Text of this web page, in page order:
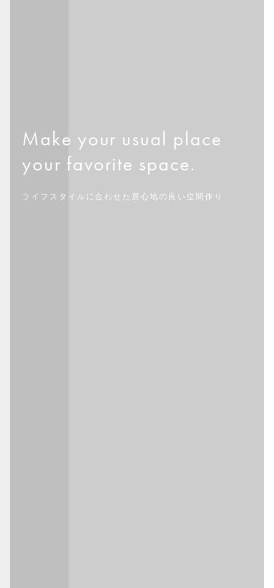
Make your usual place
your favorite space.
ライフスタイルに合わせた居心地の良い空間作り